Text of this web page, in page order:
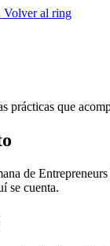
al ring
prácticas que
de
se cuenta.